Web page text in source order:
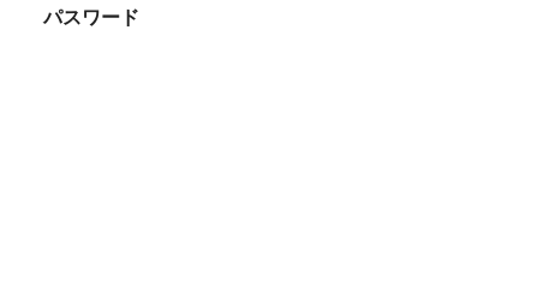
パスワード